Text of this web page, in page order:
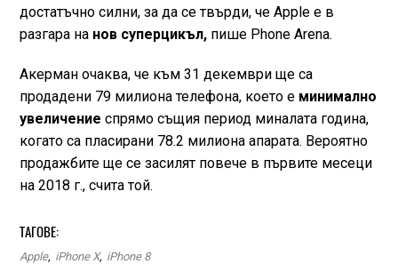
достатъчно силни, за да се твърди, че Apple е в
разгара на нов суперцикъл,пише Phone Arena.
Акерман очаква, че към 31 декември ще са
продадени 79 милиона телефона, което е минимално
увеличение спрямо същия период миналата година,
когато са пласирани 78.2 милиона апарата. Вероятно
продажбите ще се засилят повече в първите месеци
на 2018 г., счита той.
ТАГОВЕ:
Apple, iPhone X, iPhone 8